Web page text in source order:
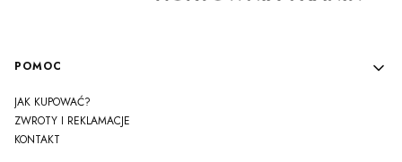
Linki w stopce
POMOC
JAK KUPOWAĆ?
ZWROTY I REKLAMACJE
KONTAKT